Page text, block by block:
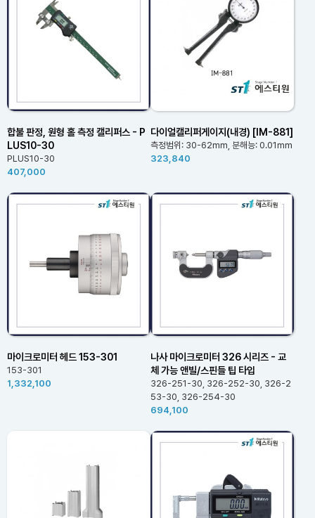
합불 판정, 원형 홀 측정 캘리퍼스 - P
LUS10-30
PLUS10-30
407,000
다이얼캘리퍼게이지(내경) [IM-881]
측정범위: 30-62mm, 분해능: 0.01mm
323,840
마이크로미터 헤드 153-301
153-301
1,332,100
나사 마이크로미터 326 시리즈 - 교
체 가능 앤빌/스핀들 팁 타입
326-251-30, 326-252-30, 326-2
53-30, 326-254-30
694,100